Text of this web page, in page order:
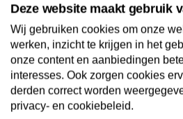
2 Hotel Edificio Albufeira
Ukino Terrace
★★★
Deze website maakt gebruik
Wij gebruiken cookies om onze
werken, inzicht te krijgen in het
onze content en aanbiedingen
interesses. Ook zorgen cookies
derden correct worden
privacy- en cookiebeleid.